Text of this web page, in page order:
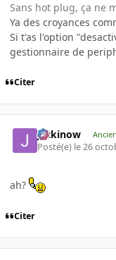
Sans hot plug, ça ne
Ya des croyances
Si t'as l'option
gestionnaire de
Citer
jackinow Ancien
Posté(e) le 26
ah?
Citer